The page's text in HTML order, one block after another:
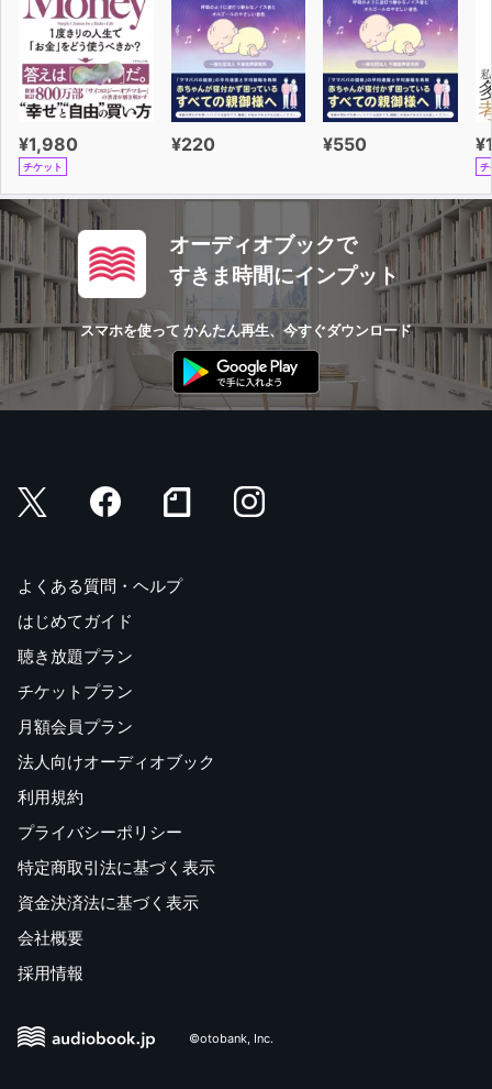
¥1,980
チケット
¥220 ¥550
チ
オーディオブックで
すきま時間にインプット
スマホを使って かんたん再生、今すぐダウンロード
よくある質問・ヘルプ
はじめてガイド
聴き放題プラン
チケットプラン
月額会員プラン
法人向けオーディオブック
利用規約
プライバシーポリシー
特定商取引法に基づく表示
資金決済法に基づく表示
会社概要
採用情報
©otobank, Inc.